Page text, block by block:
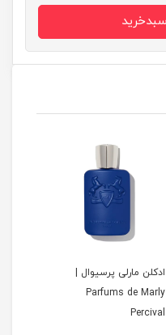
ادکلن مارلی پرسیوال |
Parfums de Marly
Percival